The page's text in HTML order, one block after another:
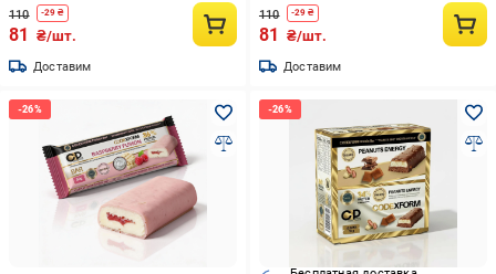
110 -29 ₴
81 ₴/шт.
Доставим
110 -29 ₴
81 ₴/шт.
Доставим